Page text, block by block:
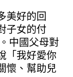
美好的回
子女的付
中國父母對
「我好愛你
懷、幫助兒